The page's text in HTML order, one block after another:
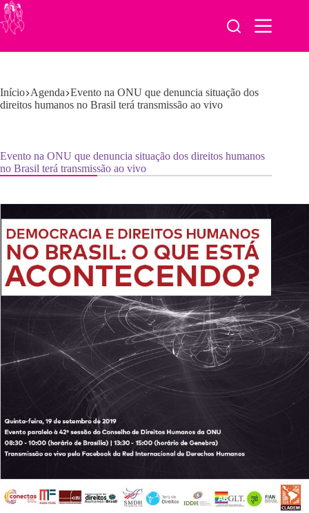
Pular
para
o
Início Agenda Evento na ONU que denuncia situação dos
direitos humanos no Brasil terá transmissão ao vivo
Evento na ONU que denuncia situação dos direitos humanos
no Brasil terá transmissão ao vivo